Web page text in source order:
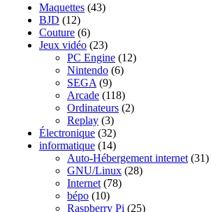
Maquettes (43)
BJD (12)
Couture (6)
Jeux vidéo (23)
PC Engine (12)
Nintendo (6)
SEGA (9)
Arcade (118)
Ordinateurs (2)
Replay (3)
Électronique (32)
informatique (14)
Auto-Hébergement internet (31)
GNU/Linux (28)
Internet (78)
bépo (10)
Raspberry Pi (25)